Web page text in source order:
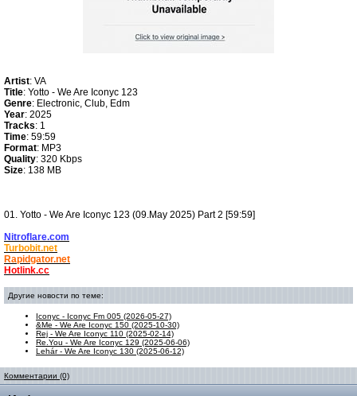
Artist: VA
Title: Yotto - We Are Iconyc 123
Genre: Electronic, Club, Edm
Year: 2025
Tracks: 1
Time: 59:59
Format: MP3
Quality: 320 Kbps
Size: 138 MB
01. Yotto - We Are Iconyc 123 (09.May 2025) Part 2 [59:59]
Nitroflare.com
Turbobit.net
Rapidgator.net
Hotlink.cc
Другие новости по теме:
Iconyc - Iconyc Fm 005 (2026-05-27)
&Me - We Are Iconyc 150 (2025-10-30)
Rej - We Are Iconyc 110 (2025-02-14)
Re.You - We Are Iconyc 129 (2025-06-06)
Lehár - We Are Iconyc 130 (2025-06-12)
Комментарии (0)